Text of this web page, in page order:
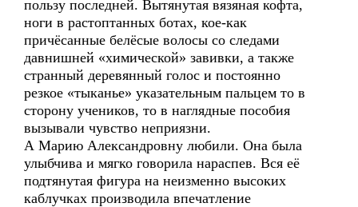
пользу последней. Вытянутая вязяная кофта,
ноги в растоптанных ботах, кое-как
причёсанные белёсые волосы со следами
давнишней «химической» завивки, а также
странный деревянный голос и постоянно
резкое «тыканье» указательным пальцем то в
сторону учеников, то в наглядные пособия
вызывали чувство неприязни.
А Марию Александровну любили. Она была
улыбчива и мягко говорила нараспев. Вся её
подтянутая фигура на неизменно высоких
каблучках производила впечатление